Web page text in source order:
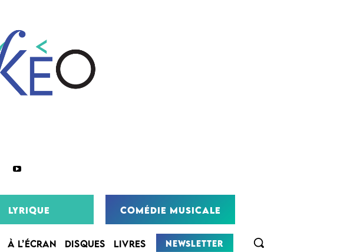
LYRIQUE COMÉDIE MUSICALE
À L’ÉCRAN DISQUES LIVRES NEWSLETTER